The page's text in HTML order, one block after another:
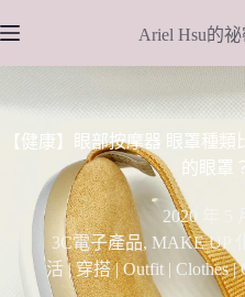
至
主
容
Ariel Hsu的祕
【健康】眼部按摩器 眼罩種
的眼罩？
2020 年 5
3C電子產品, MAKE UP
活 | 穿搭 | Outfit | Clothes |